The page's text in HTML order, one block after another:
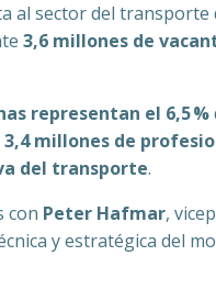
al sector del transporte
3,6 millones de
representan el 6,5 %
3,4 millones de
del transporte.
con Peter Hafmar,
y estratégica del